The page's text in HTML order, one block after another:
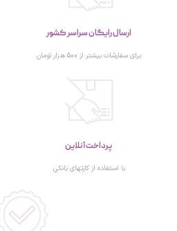
ارسال رایگان سراسر کشور
برای سفارشات بیشتر از 500 هزار تومان
پرداخت آنلاین
با استفاده از کارتهای بانکی